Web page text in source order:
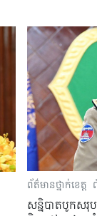
ព័ត៌មានថ្នាក់ខេត្ត
សន្និបាតបូកសរុ